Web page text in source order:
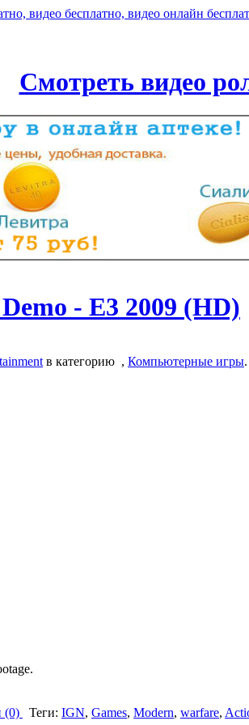
Смотреть видео
- E3 2009 (HD)
в категорию , Компьютерные игры.
(0) Теги: IGN, Games, Modern, warfare,